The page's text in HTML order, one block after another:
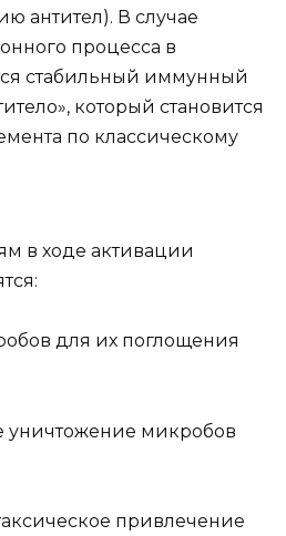
антител). В случае
процесса в
стабильный иммунный
который становится
по классическому
в ходе активации
для их поглощения
уничтожение микробов
привлечение